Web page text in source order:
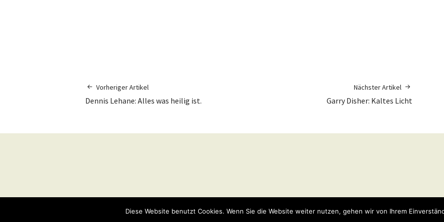
Vorheriger Artikel
Dennis Lehane: Alles was heilig ist.
Nächster Artikel
Garry Disher: Kaltes Licht
Diese Website benutzt Cookies. Wenn Sie die Website weiter nutzen, gehen wir von Ihrem